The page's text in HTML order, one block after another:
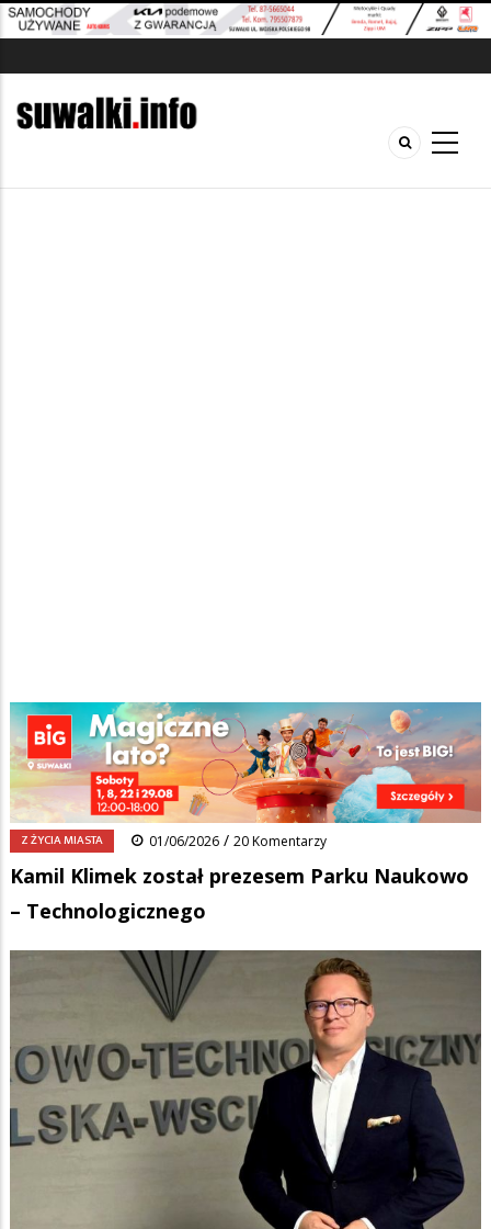
Ścieżka
nawigacyjna
Strona główna/Wiadomości/Z życia miasta/
Kamil Klimek został prezesem Parku Naukowo – Technologicznego
FacebookPinterestTumblr
0 Reddit Share
Z ŻYCIA MIASTA 01/06/2026 / 20 Komentarzy
Kamil Klimek został prezesem Parku Naukowo
– Technologicznego